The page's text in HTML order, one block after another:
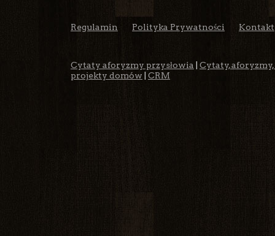
Regulamin Polityka Prywatności Kontakt
Cytaty aforyzmy przysłowia
Cytaty,
projekty domów
CRM